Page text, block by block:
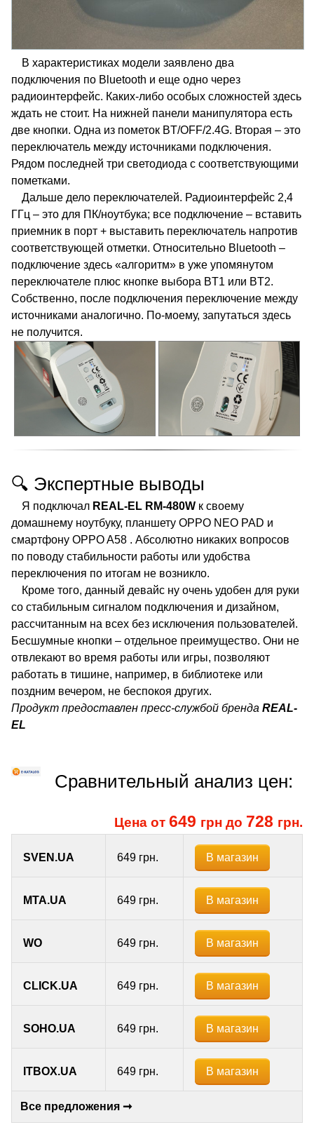
В характеристиках модели заявлено два
подключения по Bluetooth и еще одно через
радиоинтерфейс. Каких-либо особых сложностей здесь
ждать не стоит. На нижней панели манипулятора есть
две кнопки. Одна из пометок BT/OFF/2.4G. Вторая – это
переключатель между источниками подключения.
Рядом последней три светодиода с соответствующими
пометками.
Дальше дело переключателей. Радиоинтерфейс 2,4
ГГц – это для ПК/ноутбука; все подключение – вставить
приемник в порт + выставить переключатель напротив
соответствующей отметки. Относительно Bluetooth –
подключение здесь «алгоритм» в уже упомянутом
переключателе плюс кнопке выбора BT1 или BT2.
Собственно, после подключения переключение между
источниками аналогично. По-моему, запутаться здесь
не получится.
🔍 Экспертные выводы
Я подключал REAL-EL RM-480W к своему
домашнему ноутбуку, планшету OPPO NEO PAD и
смартфону OPPO A58 . Абсолютно никаких вопросов
по поводу стабильности работы или удобства
переключения по итогам не возникло.
Кроме того, данный девайс ну очень удобен для руки
со стабильным сигналом подключения и дизайном,
рассчитанным на всех без исключения пользователей.
Бесшумные кнопки – отдельное преимущество. Они не
отвлекают во время работы или игры, позволяют
работать в тишине, например, в библиотеке или
поздним вечером, не беспокоя других.
Продукт предоставлен пресс-службой бренда REAL-
EL
Сравнительный анализ цен:
Цена от 649 грн до 728 грн.
SVEN.UA 649 грн. В магазин
MTA.UA 649 грн. В магазин
WO 649 грн. В магазин
CLICK.UA 649 грн. В магазин
SOHO.UA 649 грн. В магазин
ITBOX.UA 649 грн. В магазин
Все предложения ➞